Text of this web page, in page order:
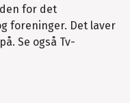
for det
foreninger. Det laver
Se også Tv-